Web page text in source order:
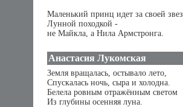
Маленький принц идет за своей
Лунной походкой -
не Майкла, а Нила Армстронга.
Анастасия Лукомская
Земля вращалась, остывало лето,
Спускалась ночь, сыра и холодна.
Белела ровным отражённым светом
Из глубины осенняя луна.